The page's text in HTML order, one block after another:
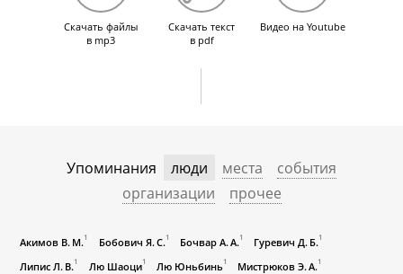
Скачать файлы
в mp3
Скачать текст
в pdf
Видео на Youtube
Упоминания люди места
события
организации
прочее
Акимов В. М. 1 Бобович Я. С. 1 Бочвар А. А. 1 Гуревич Д. Б. 1
Липис Л. В. 1 Лю Шаоци1 Лю Юньбинь 1 Мистрюков Э. А. 1